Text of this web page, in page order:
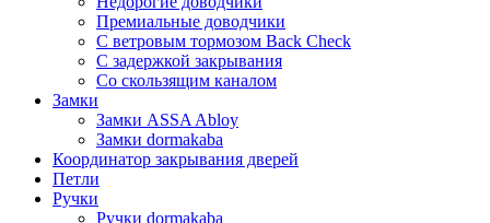
Премиальные доводчики
С ветровым тормозом Back Check
С задержкой закрывания
Со скользящим каналом
Замки
Замки ASSA Abloy
Замки dormakaba
Координатор закрывания дверей
Петли
Ручки
Ручки dormakaba